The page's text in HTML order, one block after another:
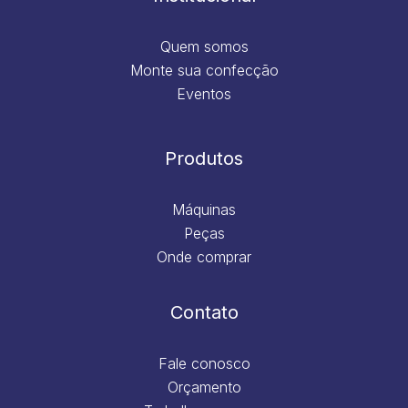
Quem somos
Monte sua confecção
Eventos
Produtos
Máquinas
Peças
Onde comprar
Contato
Fale conosco
Orçamento